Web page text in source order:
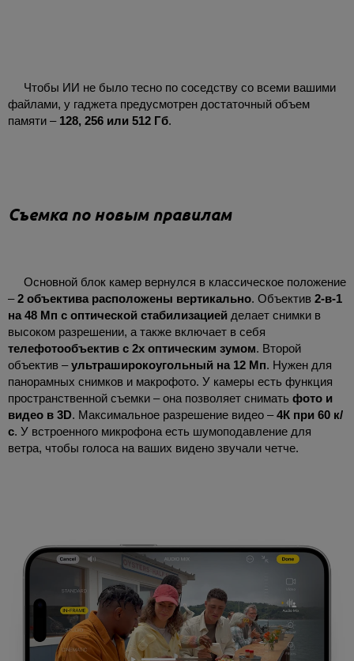
Чтобы ИИ не было тесно по соседству со всеми вашими
файлами, у гаджета предусмотрен достаточный объем
памяти – 128, 256 или 512 Гб.
Съемка по новым правилам
Основной блок камер вернулся в классическое положение
–2 объектива расположены вертикально. Объектив 2-в-1
на 48 Мп с оптической стабилизацией делает снимки в
высоком разрешении, а также включает в себя
телефотообъектив с 2х оптическим зумом. Второй
объектив –ультраширокоугольный на 12 Мп. Нужен для
панорамных снимков и макрофото. У камеры есть функция
пространственной съемки – она позволяет снимать фото и
видео в 3D. Максимальное разрешение видео –4К при 60 к/
с. У встроенного микрофона есть шумоподавление для
ветра, чтобы голоса на ваших видено звучали четче.